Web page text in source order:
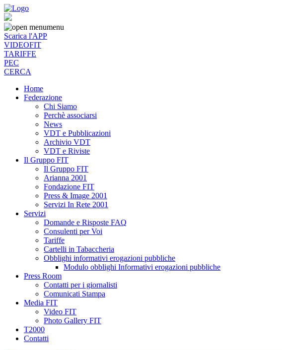
menu
Scarica l'APP
VIDEOFIT
TARIFFE
PEC
CERCA
Home
Federazione
Chi Siamo
Perchè associarsi
News
VDT e Pubblicazioni
Archivio VDT
VDT e Riviste
Il Gruppo FIT
Il Gruppo FIT
Arianna 2001
Fondazione FIT
Press & Image 2001
Servizi In Rete 2001
Servizi
Domande e Risposte FAQ
Consulenti per Voi
Tariffe
Cartelli in Tabaccheria
Obblighi informativi erogazioni pubbliche
Modulo obblighi Informativi erogazioni pubbliche
Press Room
Contatti per i giornalisti
Comunicati Stampa
Media FIT
Video FIT
Photo Gallery FIT
T2000
Contatti